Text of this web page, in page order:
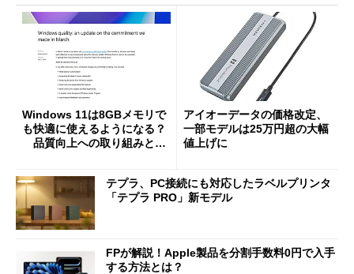
Windows 11は8GBメモリで
も快適に使えるようになる？
品質向上への取り組みと
アイオーデータの価格改定、
一部モデルは25万円超の大幅
値上げに
テプラ、PC接続にも対応したラベルプリンタ
「テプラ PRO」新モデル
FPが解説！Apple製品を分割手数料0円で入手
する方法とは？